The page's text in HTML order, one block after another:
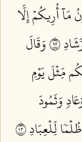
مَآ أُرِيكُمۡ إِلَّا
٢٩
وَقَالَ
مِّثۡلَ يَوۡمِ
وَثَمُودَ
لِّلۡعِبَادِ ٣١